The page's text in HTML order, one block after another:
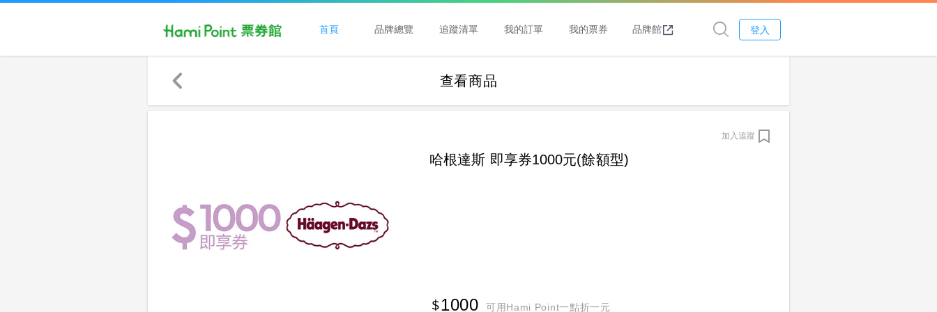
首頁 品牌總覽 追蹤清單 我的訂單 我的票券 品牌館 登入
查看商品
加入追蹤
哈根達斯 即享券1000元(餘額型)
1000 可用Hami Point一點折一元